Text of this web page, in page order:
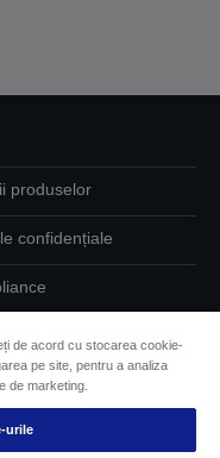
produselor
confidențiale
cookie
accesibilitate
de acord cu stocarea cookie-
pe site, pentru a analiza
de marketing.
urile